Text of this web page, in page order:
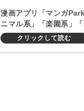
漫画アプリ「マンガ
ニマル系」「楽園系」
める！おすすめ作品紹介